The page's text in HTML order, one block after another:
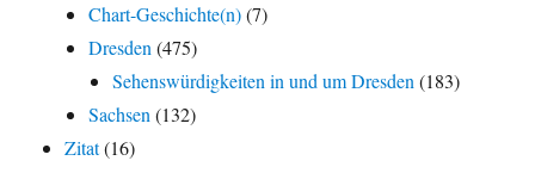
Chart-Geschichte(n)(7)
Dresden (475)
Sehenswürdigkeiten in und um Dresden (183)
Sachsen (132)
Zitat(16)